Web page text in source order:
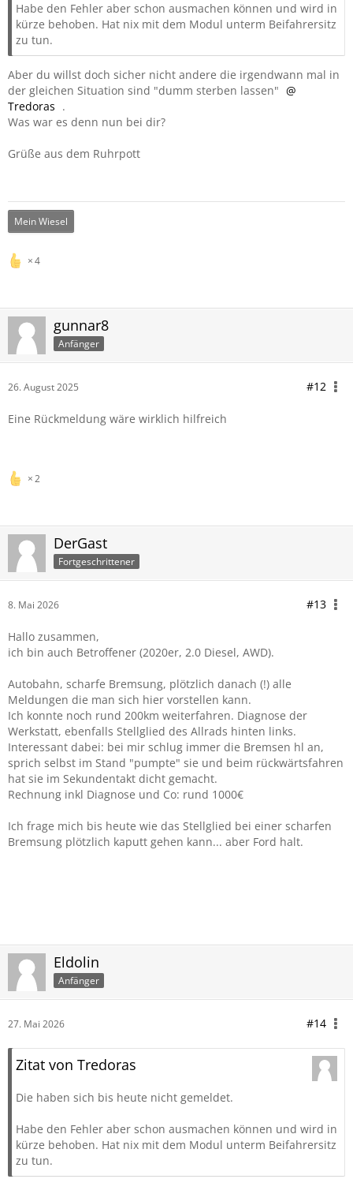
Habe den Fehler aber schon ausmachen können und wird in
kürze behoben. Hat nix mit dem Modul unterm Beifahrersitz
zu tun.
Aber du willst doch sicher nicht andere die irgendwann mal in
der gleichen Situation sind "dumm sterben lassen"
Tredoras .
Was war es denn nun bei dir?
Grüße aus dem Ruhrpott
Mein Wiesel
4
gunnar8
Anfänger
26. August 2025 #12
Eine Rückmeldung wäre wirklich hilfreich
2
DerGast
Fortgeschrittener
8. Mai 2026 #13
Hallo zusammen,
ich bin auch Betroffener (2020er, 2.0 Diesel, AWD).
Autobahn, scharfe Bremsung, plötzlich danach (!) alle
Meldungen die man sich hier vorstellen kann.
Ich konnte noch rund 200km weiterfahren. Diagnose der
Werkstatt, ebenfalls Stellglied des Allrads hinten links.
Interessant dabei: bei mir schlug immer die Bremsen hl an,
sprich selbst im Stand "pumpte" sie und beim rückwärtsfahren
hat sie im Sekundentakt dicht gemacht.
Rechnung inkl Diagnose und Co: rund 1000€
Ich frage mich bis heute wie das Stellglied bei einer scharfen
Bremsung plötzlich kaputt gehen kann... aber Ford halt.
Eldolin
Anfänger
27. Mai 2026 #14
Zitat von Tredoras
Die haben sich bis heute nicht gemeldet.
Habe den Fehler aber schon ausmachen können und wird in
kürze behoben. Hat nix mit dem Modul unterm Beifahrersitz
zu tun.